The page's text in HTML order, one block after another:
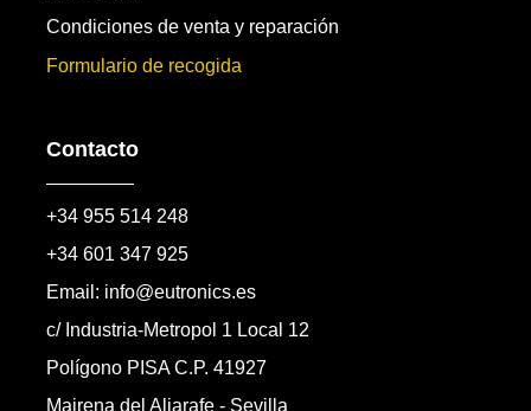
Condiciones de venta y reparación
Formulario de recogida
Contacto
+34 955 514 248
+34 601 347 925
Email: info@eutronics.es
c/ Industria-Metropol 1 Local 12
Polígono PISA C.P. 41927
Mairena del Aljarafe - Sevilla